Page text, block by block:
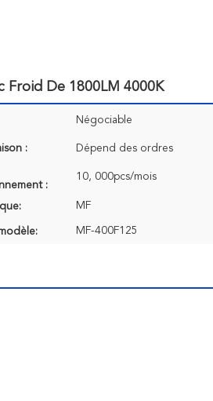
De 1800LM 4000K
Négociable
: Dépend des ordres
:
10, 000pcs/mois
MF
MF-400F125